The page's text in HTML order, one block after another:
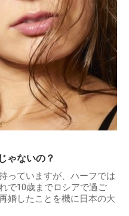
ゃないの？
っていますが、ハーフでは
で10歳までロシアで過ご
婚したことを機に日本の大